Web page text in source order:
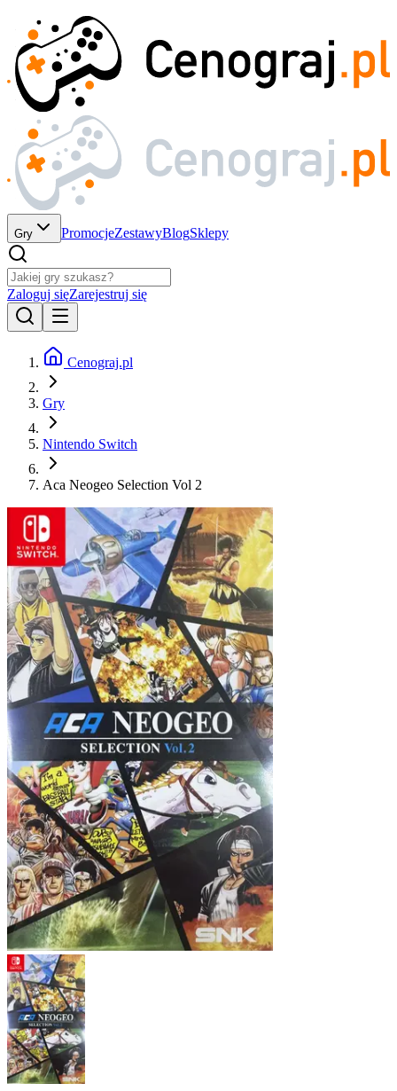
Gry PromocjeZestawyBlogSklepy
Zaloguj sięZarejestruj się
Cenograj.pl
Gry
Nintendo Switch
Aca Neogeo Selection Vol 2